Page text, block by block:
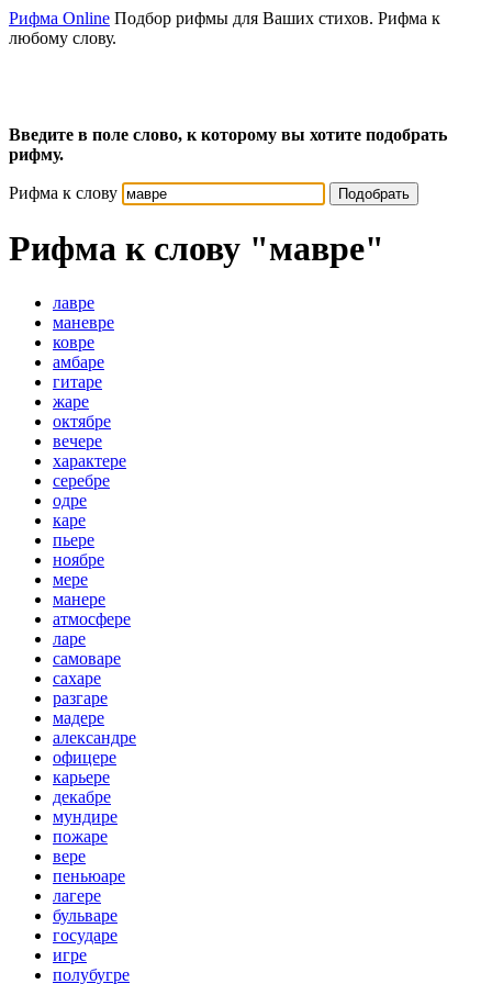
Рифма Online Подбор рифмы для Ваших стихов. Рифма к
любому слову.
Введите в поле слово, к которому вы хотите подобрать
рифму.
Рифма к слову Подобрать
Рифма к слову "мавре"
лавре
маневре
ковре
амбаре
гитаре
жаре
октябре
вечере
характере
серебре
одре
каре
пьере
ноябре
мере
манере
атмосфере
ларе
самоваре
сахаре
разгаре
мадере
александре
офицере
карьере
декабре
мундире
пожаре
вере
пеньюаре
лагере
бульваре
государе
игре
полубугре